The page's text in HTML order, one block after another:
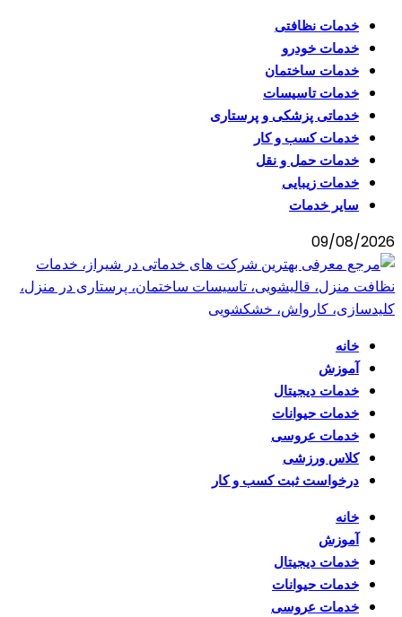
خدمات نظافتی
خدمات خودرو
خدمات ساختمان
خدمات تاسیسات
خدماتی پزشکی و پرستاری
خدمات کسب و کار
خدمات حمل و نقل
خدمات زیبایی
سایر خدمات
09/08/2026
خانه
آموزش
خدمات دیجیتال
خدمات حیوانات
خدمات عروسی
کلاس ورزشی
درخواست ثبت کسب و کار
خانه
آموزش
خدمات دیجیتال
خدمات حیوانات
خدمات عروسی